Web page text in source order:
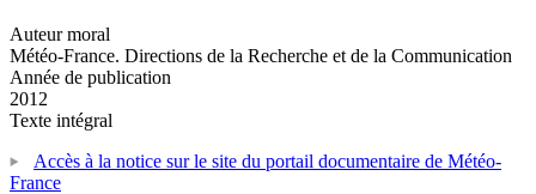
Auteur moral
Météo-France. Directions de la Recherche et de la Communication
Année de publication
2012
Texte intégral
Accès à la notice sur le site du portail documentaire de Météo-
France